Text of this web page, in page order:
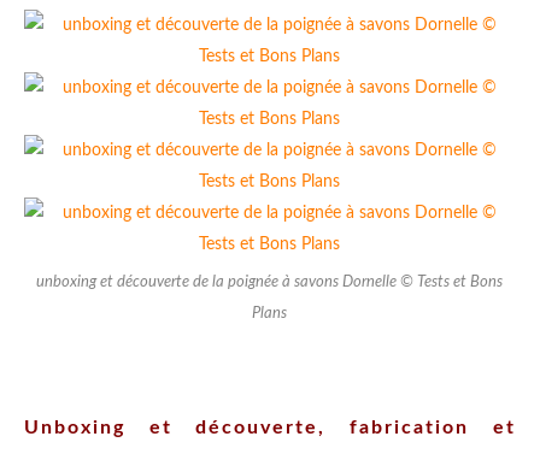
unboxing et découverte de la poignée à savons Dornelle © Tests et Bons
Plans
Unboxing et découverte, fabrication et